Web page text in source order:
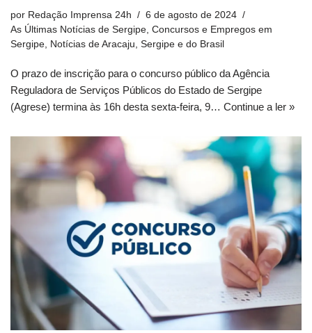
por Redação Imprensa 24h
6 de agosto de 2024
As Últimas Notícias de Sergipe, Concursos e Empregos em
Sergipe, Notícias de Aracaju, Sergipe e do Brasil
O prazo de inscrição para o concurso público da Agência
Reguladora de Serviços Públicos do Estado de Sergipe
(Agrese) termina às 16h desta sexta-feira, 9… Continue a ler »